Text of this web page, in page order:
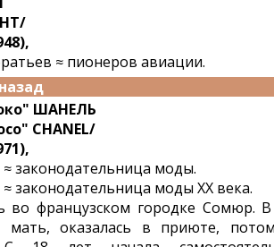
≈ пионеров авиации.
ШАНЕЛЬ
CHANEL/
законодательница моды.
законодательница моды XX века.
во французском городке Сомюр.
мать, оказалась в приюте,